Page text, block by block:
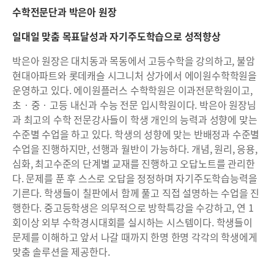
수학전문단과 박은아 원장
일대일 맞춤 목표달성과 자기주도학습으로 성적향상
박은아 원장은 대치동과 목동에서 고등수학을 강의하고, 불암
현대아파트와 롯데캐슬 시그니처 상가에서 에이원수학학원을
운영하고 있다. 에이원플러스 수학학원은 이과전문학원이고,
초‧중‧고등 내신과 수능 전문 입시학원이다. 박은아 원장님
과 최고의 수학 전문강사들이 학생 개인의 능력과 성향에 맞는
수준별 수업을 하고 있다. 학생의 성향에 맞는 반배정과 수준별
수업을 진행하지만, 선행과 월반이 가능하다. 개념, 원리, 응용,
심화, 최고수준의 단계별 교재를 진행하고 오답노트를 관리한
다. 문제를 푼 후 스스로 오답을 정정하며 자기주도학습능력을
기른다. 학생들이 칠판에서 함께 풀고 직접 설명하는 수업을 진
행한다. 중고등학생은 의무적으로 방학특강을 수강하고, 연 1
회이상 외부 수학경시대회를 실시하는 시스템이다. 학생들이
문제를 이해하고 앞서 나갈 때까지 한명 한명 각각의 학생에게
맞춤 솔루션을 제공한다.